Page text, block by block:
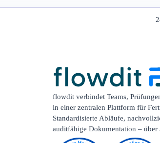
flowdit verbindet Teams,
in einer zentralen Plattform für
Standardisierte Abläufe,
auditfähige Dokumentation – über